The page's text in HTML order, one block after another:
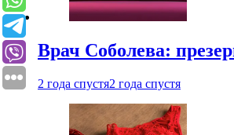
Врач Соболева:
2 года спустя2 года спустя